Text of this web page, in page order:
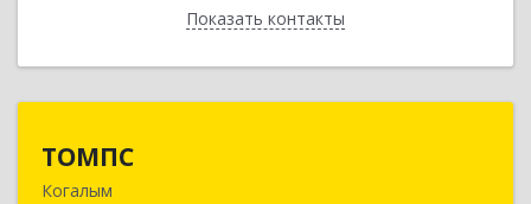
Показать контакты
Назад
ТОМПС
Когалым
628484, Ханты-Мансийский Автономный округ